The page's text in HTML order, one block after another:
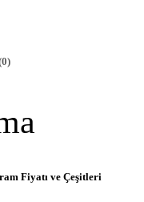
Fiyatı ve Çeşitleri